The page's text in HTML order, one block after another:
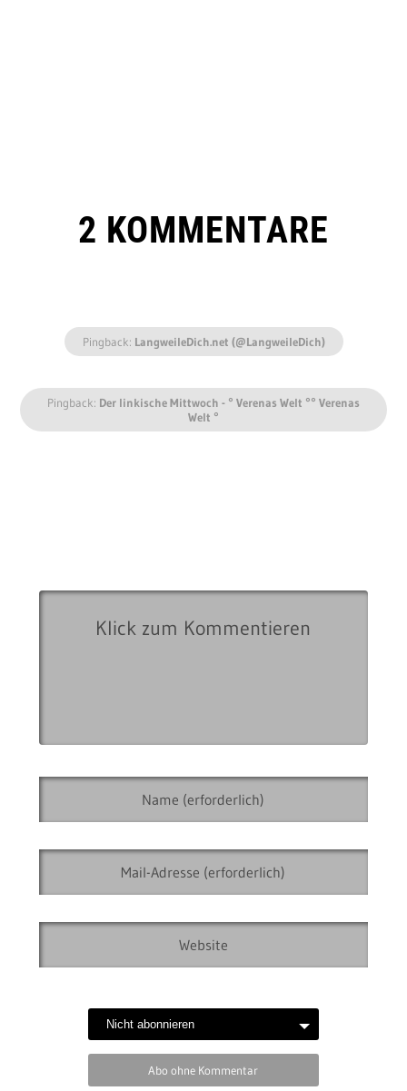
2 KOMMENTARE
Pingback: LangweileDich.net (@LangweileDich)
Pingback: Der linkische Mittwoch - ° Verenas Welt °° Verenas
Welt °
Abo ohne Kommentar